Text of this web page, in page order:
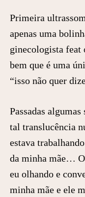
Primeira
apenas uma
ginecologista feat
bem que é uma
“isso não quer
Passadas
tal translucência
estava
da minha mãe…
eu olhando e
minha mãe e ele